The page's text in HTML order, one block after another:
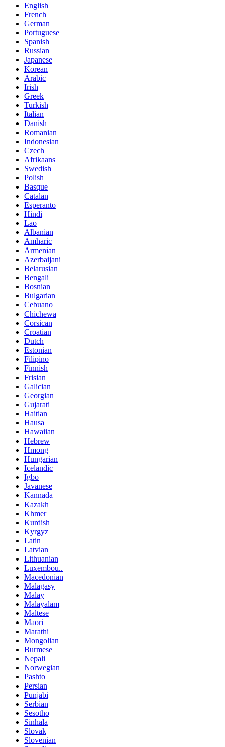
English
French
German
Portuguese
Spanish
Russian
Japanese
Korean
Arabic
Irish
Greek
Turkish
Italian
Danish
Romanian
Indonesian
Czech
Afrikaans
Swedish
Polish
Basque
Catalan
Esperanto
Hindi
Lao
Albanian
Amharic
Armenian
Azerbaijani
Belarusian
Bengali
Bosnian
Bulgarian
Cebuano
Chichewa
Corsican
Croatian
Dutch
Estonian
Filipino
Finnish
Frisian
Galician
Georgian
Gujarati
Haitian
Hausa
Hawaiian
Hebrew
Hmong
Hungarian
Icelandic
Igbo
Javanese
Kannada
Kazakh
Khmer
Kurdish
Kyrgyz
Latin
Latvian
Lithuanian
Luxembou..
Macedonian
Malagasy
Malay
Malayalam
Maltese
Maori
Marathi
Mongolian
Burmese
Nepali
Norwegian
Pashto
Persian
Punjabi
Serbian
Sesotho
Sinhala
Slovak
Slovenian